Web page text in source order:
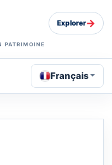
PATRIMOINE
Explorer→
Français